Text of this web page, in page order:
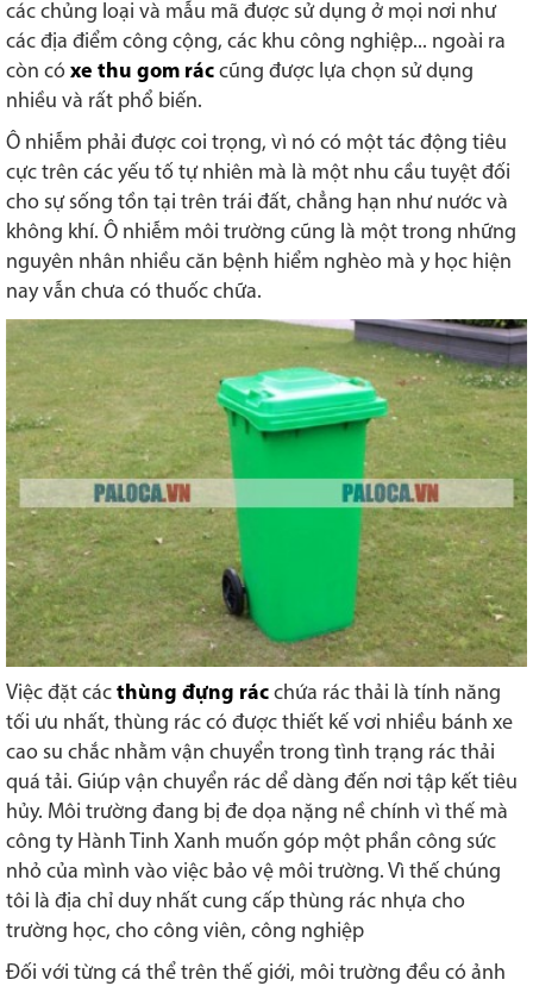
các chủng loại và mẫu mã được sử dụng ở mọi nơi như
các địa điểm công cộng, các khu công nghiệp... ngoài ra
còn có xe thu gom rác cũng được lựa chọn sử dụng
nhiều và rất phổ biến.
Ô nhiễm phải được coi trọng, vì nó có một tác động tiêu
cực trên các yếu tố tự nhiên mà là một nhu cầu tuyệt đối
cho sự sống tồn tại trên trái đất, chẳng hạn như nước và
không khí. Ô nhiễm môi trường cũng là một trong những
nguyên nhân nhiều căn bệnh hiểm nghèo mà y học hiện
nay vẫn chưa có thuốc chữa.
Việc đặt các thùng đựng rác chứa rác thải là tính năng
tối ưu nhất, thùng rác có được thiết kế vơi nhiều bánh xe
cao su chắc nhằm vận chuyển trong tình trạng rác thải
quá tải. Giúp vận chuyển rác dể dàng đến nơi tập kết tiêu
hủy. Môi trường đang bị đe dọa nặng nề chính vì thế mà
công ty Hành Tinh Xanh muốn góp một phần công sức
nhỏ của mình vào việc bảo vệ môi trường. Vì thế chúng
tôi là địa chỉ duy nhất cung cấp thùng rác nhựa cho
trường học, cho công viên, công nghiệp
Đối với từng cá thể trên thế giới, môi trường đều có ảnh